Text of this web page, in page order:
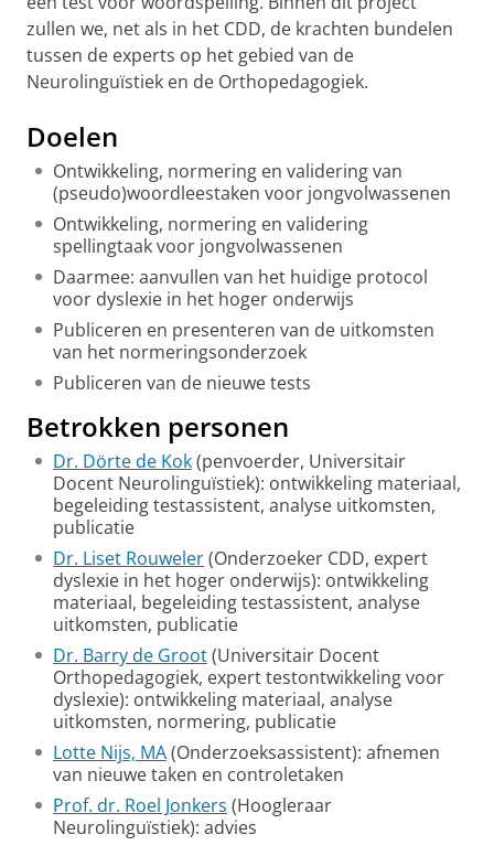
zullen we, net als in het CDD, de krachten bundelen
tussen de experts op het gebied van de
Neurolinguïstiek en de Orthopedagogiek.
Doelen
Ontwikkeling, normering en validering van
(pseudo)woordleestaken voor jongvolwassenen
Ontwikkeling, normering en validering
spellingtaak voor jongvolwassenen
Daarmee: aanvullen van het huidige protocol
voor dyslexie in het hoger onderwijs
Publiceren en presenteren van de uitkomsten
van het normeringsonderzoek
Publiceren van de nieuwe tests
Betrokken personen
Dr. Dörte de Kok(penvoerder, Universitair
Docent Neurolinguïstiek): ontwikkeling materiaal,
begeleiding testassistent, analyse uitkomsten,
publicatie
Dr. Liset Rouweler(Onderzoeker CDD, expert
dyslexie in het hoger onderwijs): ontwikkeling
materiaal, begeleiding testassistent, analyse
uitkomsten, publicatie
Dr. Barry de Groot(Universitair Docent
Orthopedagogiek, expert testontwikkeling voor
dyslexie): ontwikkeling materiaal, analyse
uitkomsten, normering, publicatie
Lotte Nijs, MA(Onderzoeksassistent): afnemen
van nieuwe taken en controletaken
Prof. dr. Roel Jonkers (Hoogleraar
Neurolinguïstiek): advies